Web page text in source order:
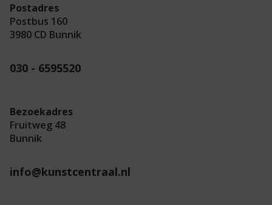
Postadres
Postbus 160
3980 CD Bunnik
030 - 6595520
Bezoekadres
Fruitweg 48
Bunnik
info@kunstcentraal.nl